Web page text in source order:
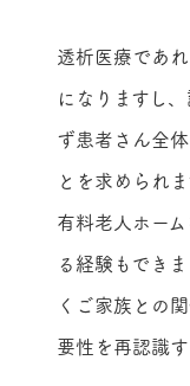
透析医療であ
になりますし
ず患者さん全
とを求められま
有料老人ホー
る経験もでき
くご家族との
要性を再認識